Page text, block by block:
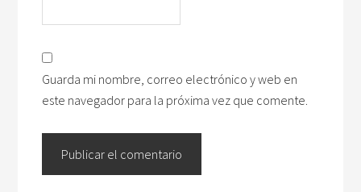
Guarda mi nombre, correo electrónico y web en
este navegador para la próxima vez que comente.